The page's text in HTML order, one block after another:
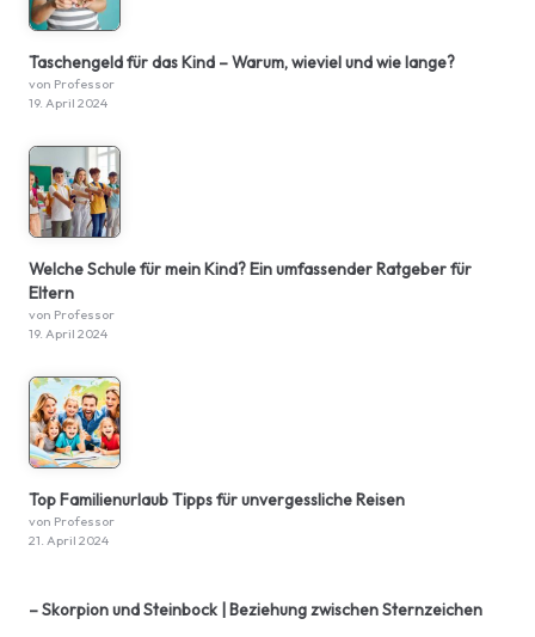
Taschengeld für das Kind – Warum, wieviel und wie lange?
von Professor
19. April 2024
Welche Schule für mein Kind? Ein umfassender Ratgeber für
Eltern
von Professor
19. April 2024
Top Familienurlaub Tipps für unvergessliche Reisen
von Professor
21. April 2024
– Skorpion und Steinbock | Beziehung zwischen Sternzeichen